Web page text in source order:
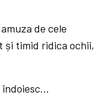
de cele
și timid ridica ochii,
îndoiesc…